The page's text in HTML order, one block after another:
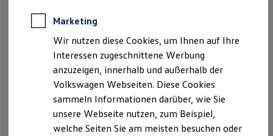
Sommer-Special
Reparatur, Pflege & Inspektion
Servicetermin anfragen
Service-Vorteile bei Volkswagen Nutzfahrzeuge
ServicePlus
Economy Service
Räder & Reifen Service
Ersatzfahrzeuge
Notdienst und Pannenhilfe
Software, Konnektivität & Apps
California App
Marketing
Wir nutzen diese Cookies, um Ihnen auf Ihre
Interessen zugeschnittene Werbung
anzuzeigen, innerhalb und außerhalb der
Volkswagen Webseiten. Diese Cookies
sammeln Informationen darüber, wie Sie
unsere Webseite nutzen, zum Beispiel,
welche Seiten Sie am meisten besuchen oder